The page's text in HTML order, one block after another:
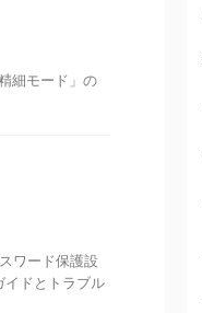
細モード」の
ワード保護設
イドとトラブル